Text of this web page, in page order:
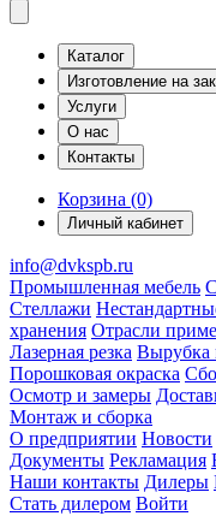
Каталог
Изготовление на
Услуги
О нас
Контакты
Корзина (0)
Личный кабинет
info@dvkspb.ru
Промышленная мебель
Стеллажи
хранения Отрасли
Лазерная резка Вырубка
Порошковая окраска
Осмотр и замеры
Монтаж и сборка
О предприятии Новости
Документы Рекламация
Наши контакты Дилеры
Стать дилером Войти